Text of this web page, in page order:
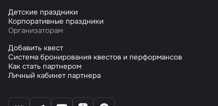
Детские праздники
Корпоративные праздники
Организаторам
Добавить квест
Система бронирования квестов и перформансов
Как стать партнером
Личный кабинет партнера